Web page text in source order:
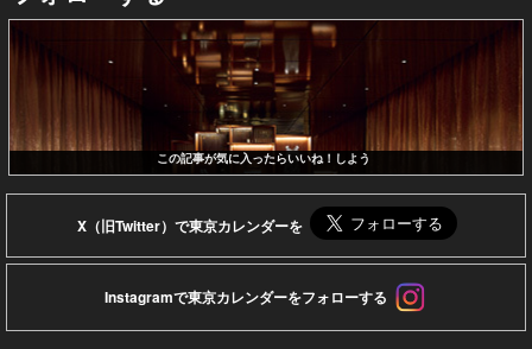
この記事が気に入ったらいいね！しよう
X（旧Twitter）で東京カレンダーを
Instagramで東京カレンダーをフォローする